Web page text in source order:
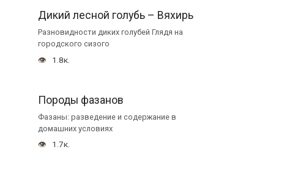
Дикий лесной голубь – Вяхирь
Разновидности диких голубей Глядя на
городского сизого
1.8к.
Породы фазанов
Фазаны: разведение и содержание в
домашних условиях
1.7к.